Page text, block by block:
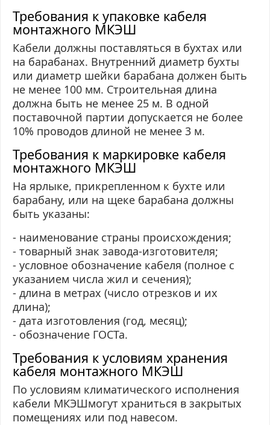
Требования к упаковке кабеля
монтажного МКЭШ
Кабели должны поставляться в бухтах или
на барабанах. Внутренний диаметр бухты
или диаметр шейки барабана должен быть
не менее 100 мм. Строительная длина
должна быть не менее 25 м. В одной
поставочной партии допускается не более
10% проводов длиной не менее 3 м.
Требования к маркировке кабеля
монтажного МКЭШ
На ярлыке, прикрепленном к бухте или
барабану, или на щеке барабана должны
быть указаны:
- наименование страны происхождения;
- товарный знак завода-изготовителя;
- условное обозначение кабеля (полное с
указанием числа жил и сечения);
- длина в метрах (число отрезков и их
длина);
- дата изготовления (год, месяц);
- обозначение ГОСТа.
Требования к условиям хранения
кабеля монтажного МКЭШ
По условиям климатического исполнения
кабели МКЭШмогут храниться в закрытых
помещениях или под навесом.